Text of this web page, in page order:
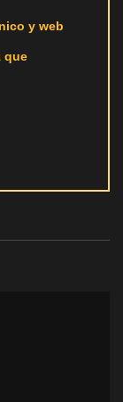
y web
que